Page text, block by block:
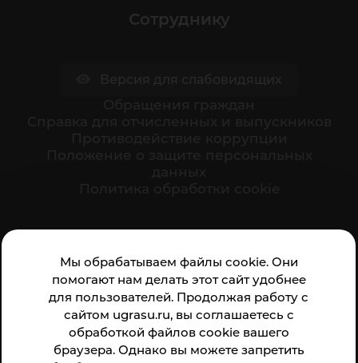
Мы обрабатываем файлы cookie. Они
помогают нам делать этот сайт удобнее
для пользователей. Продолжая работу с
сайтом ugrasu.ru, вы соглашаетесь с
обработкой файлов cookie вашего
браузера. Однако вы можете запретить
Сотруднику
организации: